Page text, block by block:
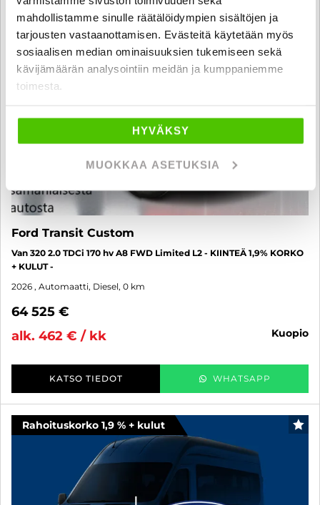
mahdollistamme sinulle räätälöidympien sisältöjen ja
tarjousten vastaanottamisen. Evästeitä käytetään myös
sosiaalisen median ominaisuuksien tukemiseen sekä
kävijämäärän analysointiin meidän ja kumppaniemme
toimesta.
HYVÄKSY
MUOKKAA ASETUKSIA
Ford Transit Custom
Van 320 2.0 TDCi 170 hv A8 FWD Limited L2 - KIINTEÄ 1,9% KORKO
+ KULUT -
2026 , Automaatti, Diesel, 0 km
64 525 €
alk. 462 € / kk
kuopio
KATSO TIEDOT WHATSAPP
Rahoituskorko 1,9 % + kulut